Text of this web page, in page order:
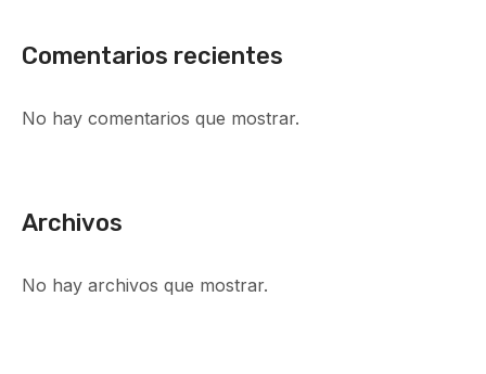
Comentarios recientes
No hay comentarios que mostrar.
Archivos
No hay archivos que mostrar.